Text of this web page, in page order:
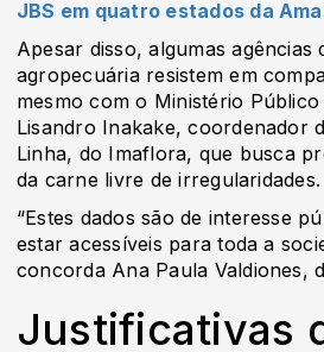
JBS em quatro estados da
Apesar disso, algumas agências
agropecuária resistem em
mesmo com o Ministério
Lisandro Inakake, coordenador
Linha, do Imaflora, que busca
da carne livre de irregularidades.
“Estes dados são de interesse
estar acessíveis para toda a
concorda Ana Paula Valdiones,
Justificativas